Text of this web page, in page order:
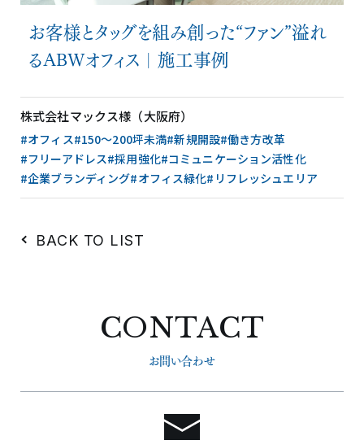
お客様とタッグを組み創った“ファン”溢れ
るABWオフィス｜施工事例
株式会社マックス様（大阪府）
#オフィス#150〜200坪未満#新規開設#働き方改革
#フリーアドレス#採用強化#コミュニケーション活性化
#企業ブランディング#オフィス緑化#リフレッシュエリア
BACK TO LIST
CONTACT
お問い合わせ